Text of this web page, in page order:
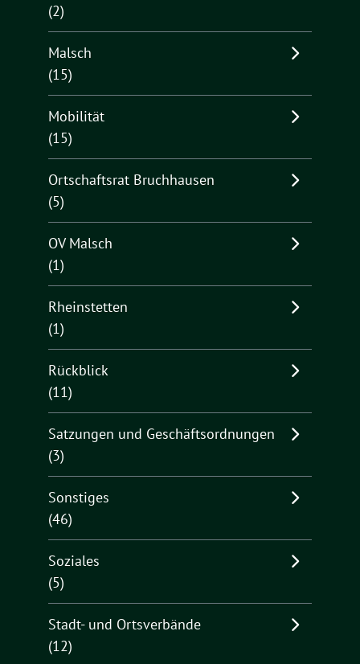
(2)
Malsch
(15)
Mobilität
(15)
Ortschaftsrat Bruchhausen
(5)
OV Malsch
(1)
Rheinstetten
(1)
Rückblick
(11)
Satzungen und Geschäftsordnungen
(3)
Sonstiges
(46)
Soziales
(5)
Stadt- und Ortsverbände
(12)